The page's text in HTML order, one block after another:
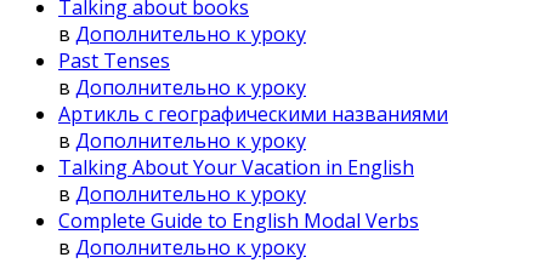
Talking about books
в Дополнительно к уроку
Past Tenses
в Дополнительно к уроку
Артикль с географическими названиями
в Дополнительно к уроку
Talking About Your Vacation in English
в Дополнительно к уроку
Complete Guide to English Modal Verbs
в Дополнительно к уроку